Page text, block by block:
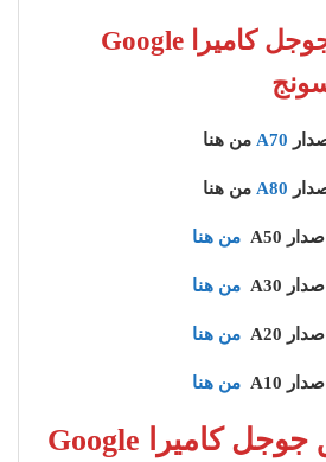
لتحميل تطبيق جوجل كاميرا Google
A70 من هنا
A80 من هنا
من هنا
من هنا
من هنا
من هنا
لتحميل تطبيق جوجل كاميرا Google